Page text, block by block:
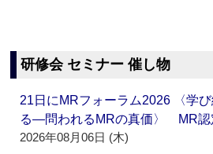
研修会 セミナー 催し物
21日にMRフォーラム2026 〈学
る―問われるMRの真価〉 MR認
2026年08月06日 (木)